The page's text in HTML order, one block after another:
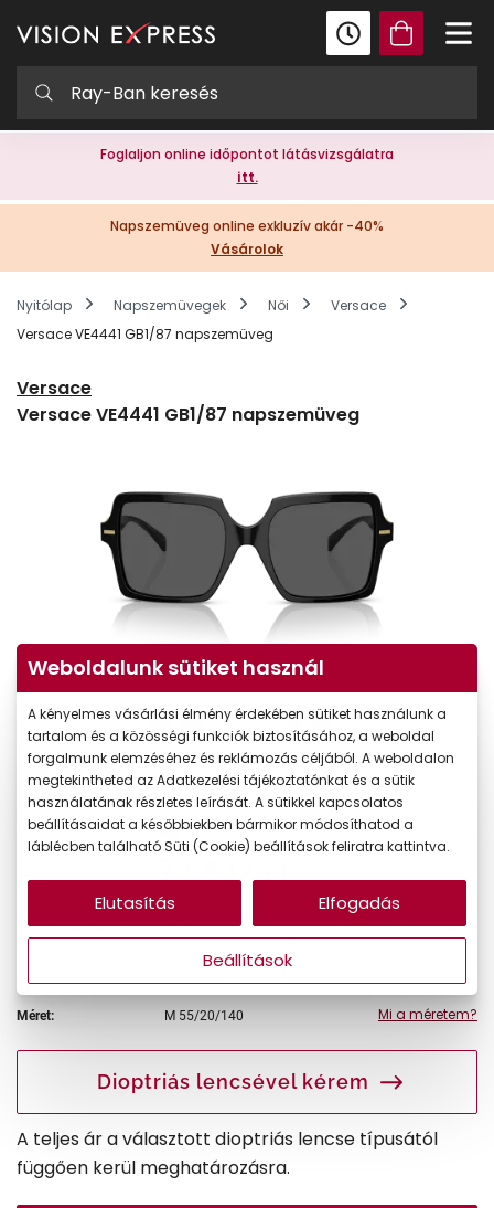
Foglaljon online időpontot látásvizsgálatra
itt.
Napszemüveg online exkluzív akár -40%
Vásárolok
Nyitólap Napszemüvegek Női
Versace
Versace VE4441 GB1/87 napszemüveg
Versace
Versace VE4441 GB1/87 napszemüveg
-20%
Korábbi ár: 91.790 Ft
73.432 Ft
Online megvásárolható
Készleten
Méret: M 55/20/140 Mi a méretem?
Dioptriás lencsével kérem
A teljes ár a választott dioptriás lencse típusától
függően kerül meghatározásra.
Weboldalunk sütiket használ
A kényelmes vásárlási élmény érdekében sütiket használunk a
tartalom és a közösségi funkciók biztosításához, a weboldal
forgalmunk elemzéséhez és reklámozás céljából. A weboldalon
megtekintheted az Adatkezelési tájékoztatónkat és a sütik
használatának részletes leírását. A sütikkel kapcsolatos
beállításaidat a későbbiekben bármikor módosíthatod a
láblécben található Süti (Cookie) beállítások feliratra kattintva.
Beállítások
Elutasítás Elfogadás